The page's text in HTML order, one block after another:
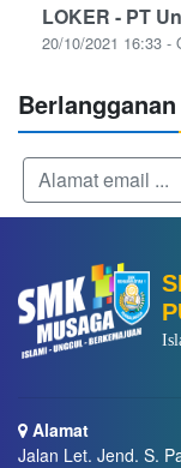
LOKER - PT
20/10/2021 16:33 -
Berlangganan
Alamat
Jalan Let. Jend. S.